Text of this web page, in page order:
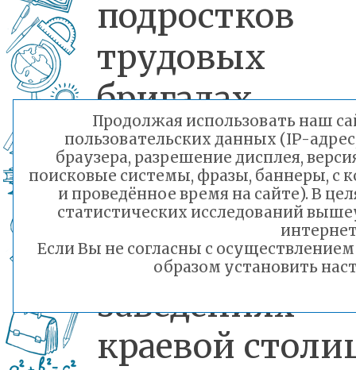
трудовых
бригадах
помогают
наводить
учебных
заведениях
краевой
Продолжая использовать наш
пользовательских данных (IP-
браузера, разрешение дисплея,
поисковые системы, фразы, баннеры, с
и проведённое время на сайте). В
статистических исследований
Если Вы не согласны с
образом установить